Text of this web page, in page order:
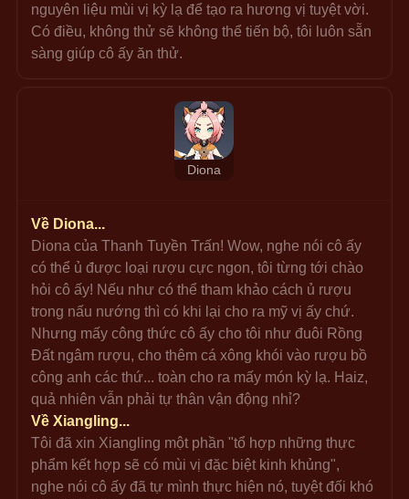
nguyên liệu mùi vị kỳ lạ để tạo ra hương vị tuyệt vời.
Có điều, không thử sẽ không thể tiến bộ, tôi luôn sẵn
sàng giúp cô ấy ăn thử.
Diona
Về Diona...
Diona của Thanh Tuyền Trấn! Wow, nghe nói cô ấy
có thể ủ được loại rượu cực ngon, tôi từng tới chào
hỏi cô ấy! Nếu như có thể tham khảo cách ủ rượu
trong nấu nướng thì có khi lại cho ra mỹ vị ấy chứ.
Nhưng mấy công thức cô ấy cho tôi như đuôi Rồng
Đất ngâm rượu, cho thêm cá xông khói vào rượu bồ
công anh các thứ... toàn cho ra mấy món kỳ lạ. Haiz,
quả nhiên vẫn phải tự thân vận động nhỉ?
Về Xiangling...
Tôi đã xin Xiangling một phần "tổ hợp những thực
phẩm kết hợp sẽ có mùi vị đặc biệt kinh khủng",
nghe nói cô ấy đã tự mình thực hiện nó, tuyệt đối khó